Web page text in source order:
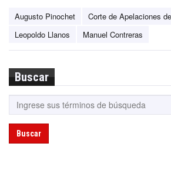
Augusto Pinochet Corte de Apelaciones
Leopoldo Llanos
Manuel Contreras
Buscar
Buscar